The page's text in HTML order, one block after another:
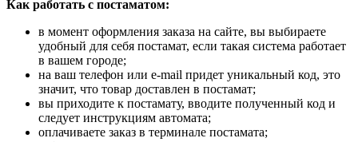
Как работать с постаматом:
в момент оформления заказа на сайте, вы выбираете
удобный для себя постамат, если такая система работает
в вашем городе;
на ваш телефон или e-mail придет уникальный код, это
значит, что товар доставлен в постамат;
вы приходите к постамату, вводите полученный код и
следует инструкциям автомата;
оплачиваете заказ в терминале постамата;